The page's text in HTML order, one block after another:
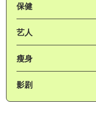
保健
艺人
瘦身
影剧